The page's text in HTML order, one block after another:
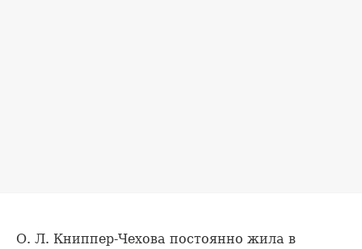
О. Л. Книппер-Чехова постоянно жила в